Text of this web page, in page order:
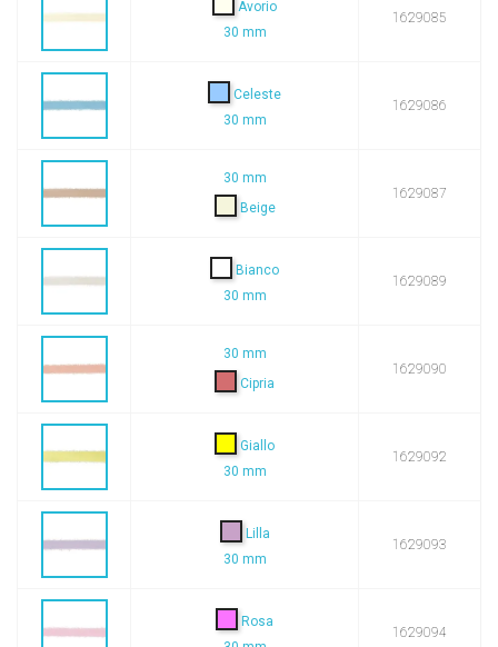
Avorio
30 mm
1629085
Celeste
30 mm
1629086
30 mm
Beige
1629087
Bianco
30 mm
1629089
30 mm
Cipria
1629090
Giallo
30 mm
1629092
Lilla
30 mm
1629093
Rosa
1629094